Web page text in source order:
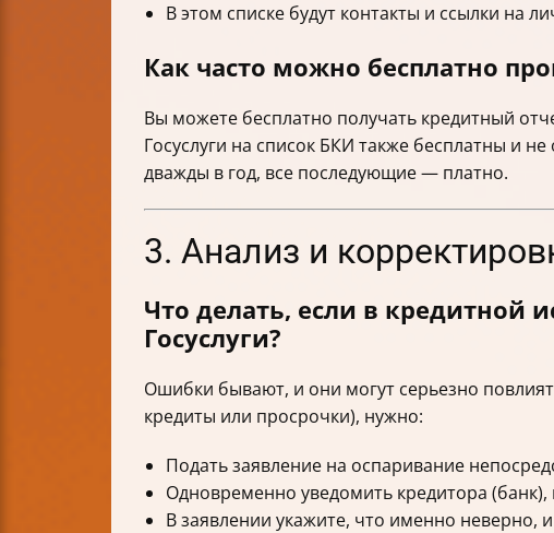
В этом списке будут контакты и ссылки на
Как часто можно бесплатно
Вы можете бесплатно получать кредитный
Госуслуги на список БКИ также бесплатны и
дважды в год, все последующие — платно.
3. Анализ и
Что делать, если в кредитной
Госуслуги?
Ошибки бывают, и они могут серьезно
кредиты или просрочки), нужно:
Подать заявление на оспаривание
Одновременно уведомить кредитора
В заявлении укажите, что именно